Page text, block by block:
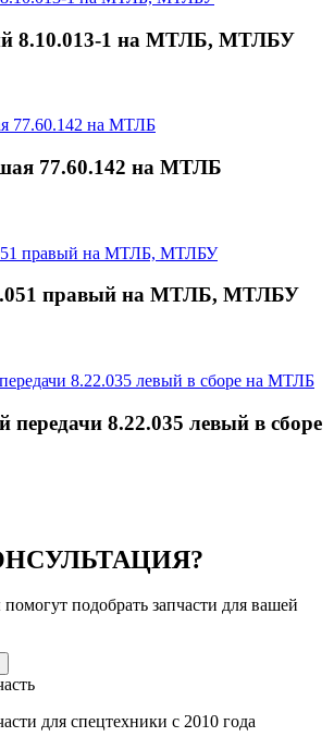
8.10.013-1 на МТЛБ, МТЛБУ
77.60.142 на МТЛБ
правый на МТЛБ, МТЛБУ
передачи 8.22.035 левый в сборе
подобрать запчасти для вашей
для спецтехники с 2010 года